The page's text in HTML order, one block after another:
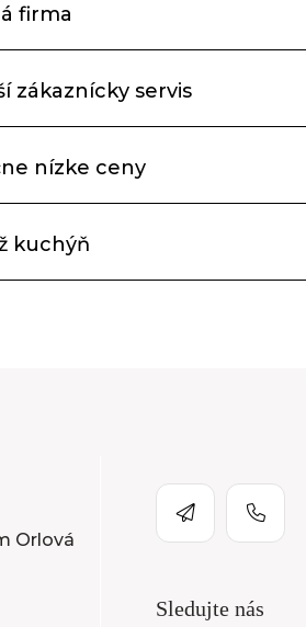
firma
zákaznícky servis
nízke ceny
kuchýň
Orlová
Sledujte nás